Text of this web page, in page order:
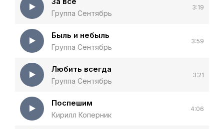
Группа Сентябрь
3:19
Быль и небыль
Группа Сентябрь
3:59
Любить всегда
Группа Сентябрь
3:21
Поспешим
Кирилл Коперник
4:06